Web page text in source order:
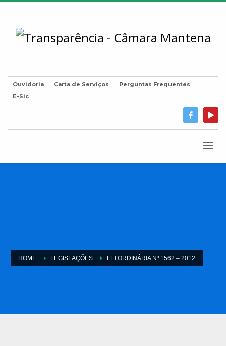
Ouvidoria Carta de Serviços
Perguntas Frequentes
E-Sic
HOME LEGISLAÇÕES LEI ORDINÁRIA Nº 1562 – 2012